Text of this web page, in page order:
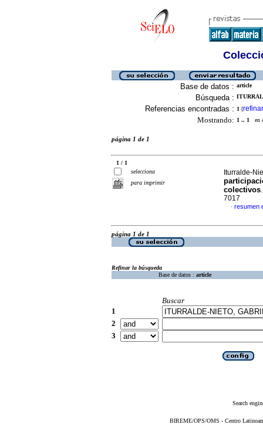
Base de datos : article
Búsqueda :
Referencias encontradas : 1 [refinar
Mostrando: 1 .. 1 en
página 1 de 1
1 / 1
selecciona
para imprimir
Iturralde-
colectivos
7017
· resumen
página 1 de 1
Refinar la búsqueda
Base de datos : article
Buscar
1
2
3
Search
BIREME/OPS/OMS - Centro